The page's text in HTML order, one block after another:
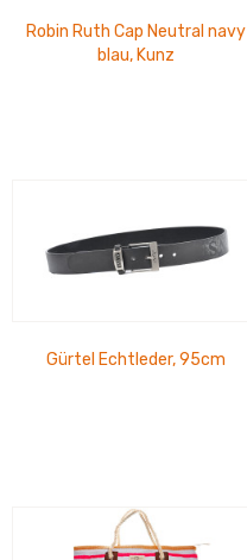
Robin Ruth Cap Neutral navy
blau, Kunz
Gürtel Echtleder, 95cm